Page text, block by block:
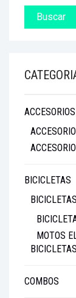
ACCESORIOS
TIENDAS
RESOLUCIÓN 160
ACCESORIOS
BICICLETAS
MOTOS
COMBOS